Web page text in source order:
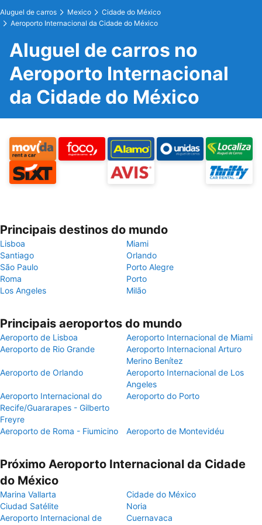
Aluguel de carros Mexico
Cidade do México
Aeroporto Internacional da Cidade do México
Aluguel de carros no
Aeroporto Internacional
da Cidade do México
Principais destinos do mundo
Lisboa
Miami
Santiago
Orlando
São Paulo
Porto Alegre
Roma
Porto
Los Angeles
Milão
Principais aeroportos do mundo
Aeroporto de Lisboa
Aeroporto Internacional de Miami
Aeroporto de Rio Grande
Aeroporto Internacional Arturo
Merino Benítez
Aeroporto de Orlando
Aeroporto Internacional de Los
Angeles
Aeroporto Internacional do
Recife/Guararapes - Gilberto
Freyre
Aeroporto do Porto
Aeroporto de Roma - Fiumicino Aeroporto de Montevidéu
Próximo Aeroporto Internacional da Cidade
do México
Marina Vallarta
Cidade do México
Ciudad Satélite
Noria
Aeroporto Internacional de
Cuernavaca